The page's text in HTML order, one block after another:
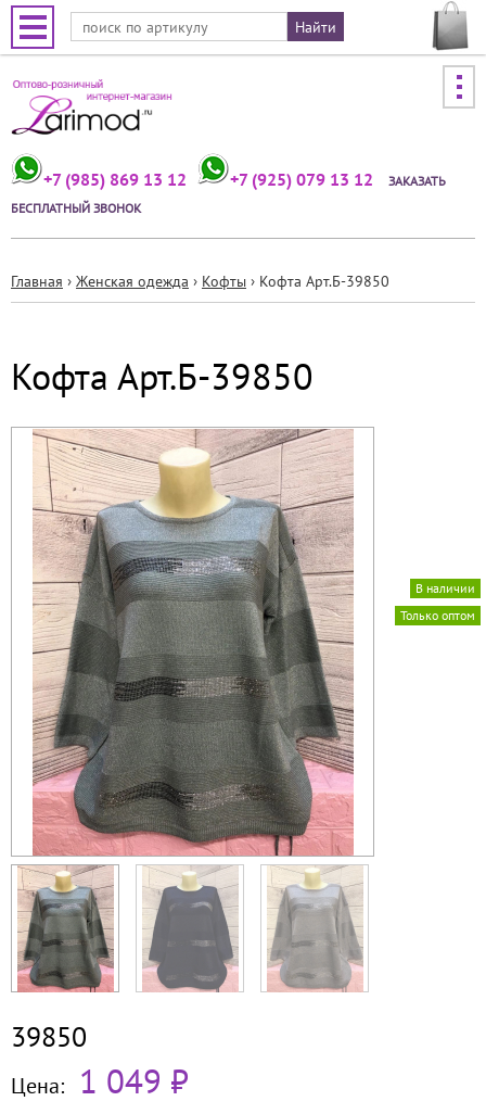
Jump to navigation
+7 (985) 869 13 12 +7 (925) 079 13 12
ЗАКАЗАТЬ
БЕСПЛАТНЫЙ ЗВОНОК
здесь
Главная › Женская одежда › Кофты › Кофта Арт.Б-39850
Кофта Арт.Б-39850
Только оптом
В наличии
39850
Цена: 1 049 ₽